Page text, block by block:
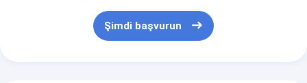
Şimdi başvurun